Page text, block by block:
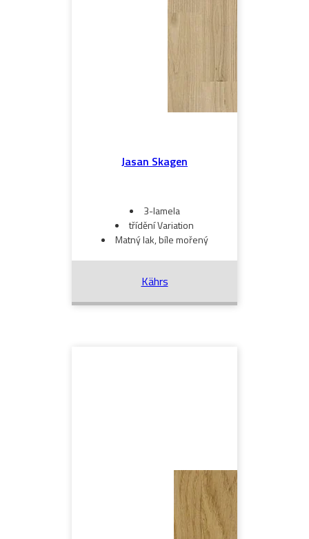
Jasan Skagen
3-lamela
třídění Variation
Matný lak, bíle mořený
Kährs